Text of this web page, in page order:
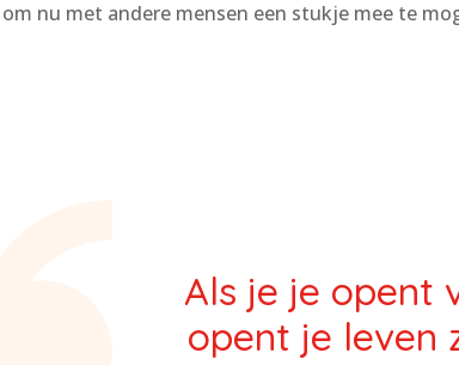
nu met andere mensen een stukje mee te
Als je je opent
opent je leven